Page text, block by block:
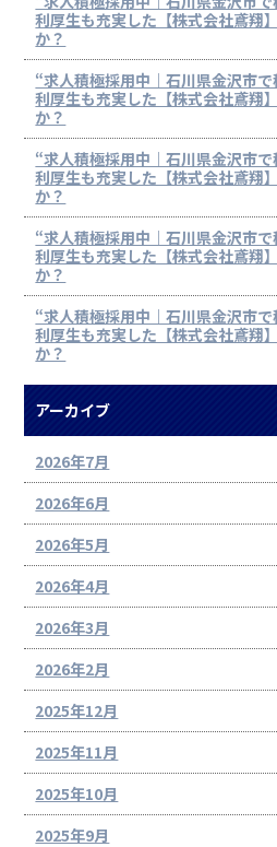
利厚生も充実した【株式会社鳶翔
か？
“求人積極採用中｜石川県金沢市
利厚生も充実した【株式会社鳶翔
か？
“求人積極採用中｜石川県金沢市
利厚生も充実した【株式会社鳶翔
か？
“求人積極採用中｜石川県金沢市
利厚生も充実した【株式会社鳶翔
か？
“求人積極採用中｜石川県金沢市
利厚生も充実した【株式会社鳶翔
か？
アーカイブ
2026年7月
2026年6月
2026年5月
2026年4月
2026年3月
2026年2月
2025年12月
2025年11月
2025年10月
2025年9月